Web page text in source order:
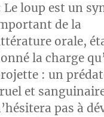
Le loup est un
de la
orale,
la charge
: un
et
pas à